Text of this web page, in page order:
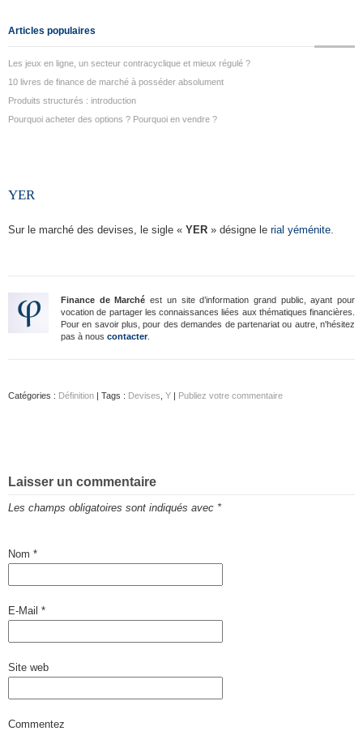
Articles populaires
Les jeux en ligne, un secteur contracyclique et mieux régulé ?
10 livres de finance de marché à posséder absolument
Produits structurés : introduction
Pourquoi acheter des options ? Pourquoi en vendre ?
YER
Sur le marché des devises, le sigle « YER » désigne le rial yéménite.
Finance de Marché est un site d’information grand public, ayant pour
vocation de partager les connaissances liées aux thématiques financières.
Pour en savoir plus, pour des demandes de partenariat ou autre, n'hésitez
pas à nous contacter.
Catégories : Définition | Tags : Devises Y | Publiez votre commentaire
Laisser un commentaire
Les champs obligatoires sont indiqués avec *
Nom *
E-Mail *
Site web
Commentez